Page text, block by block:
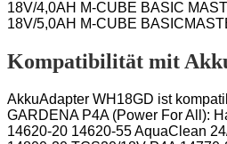
18V/4,0AH M-CUBE BASIC
18V/5,0AH M-CUBE
Kompatibilität mit
AkkuAdapter WH18GD ist
GARDENA P4A (Power For All):
14620-20 14620-55 AquaClean